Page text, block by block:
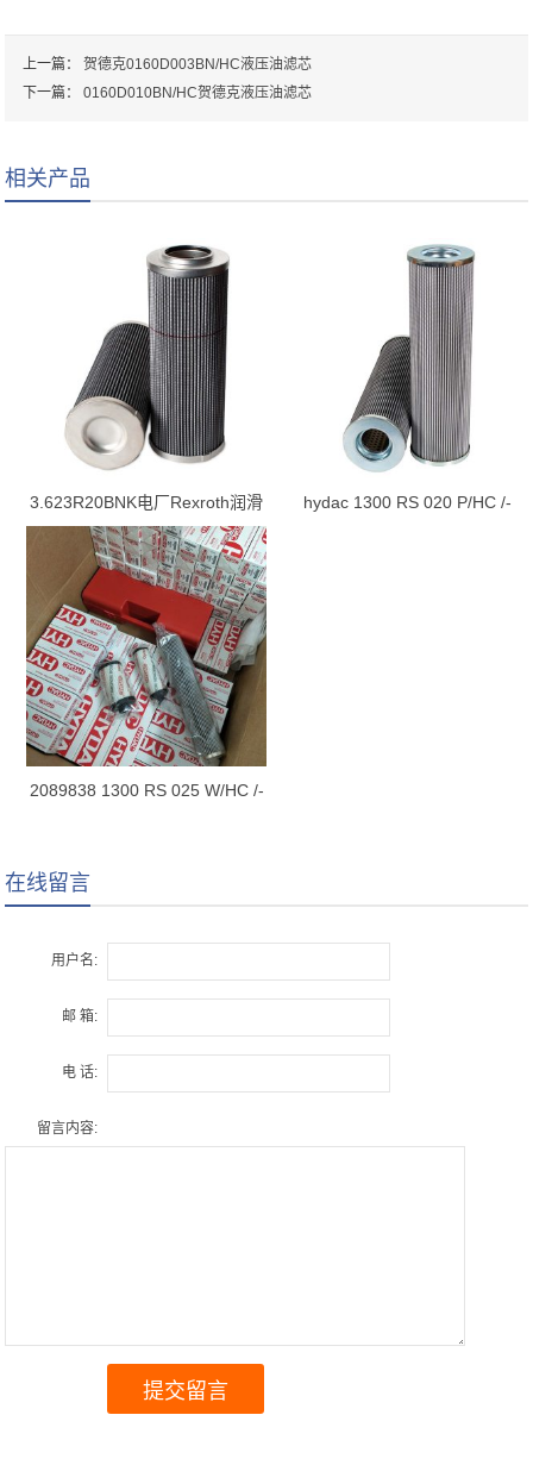
上一篇：贺德克0160D003BN/HC液压油滤芯
下一篇：0160D010BN/HC贺德克液压油滤芯
相关产品
3.623R20BNK电厂Rexroth润滑
油站滤芯
hydac 1300 RS 020 P/HC /-
2089838 1300 RS 025 W/HC /-
在线留言
用户名:
邮 箱:
电 话:
留言内容: